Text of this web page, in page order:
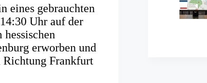
eines gebrauchten
Uhr auf der
erworben und
Richtung Frankfurt